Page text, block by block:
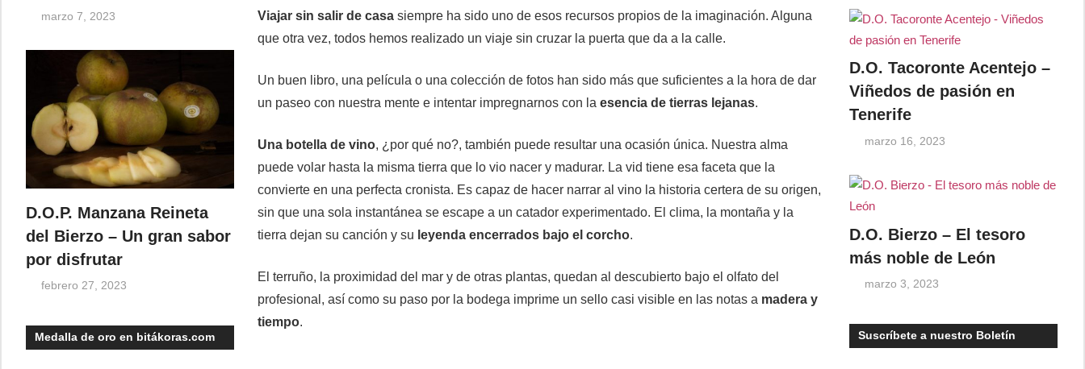
Viajar sin salir de casa siempre ha sido uno de esos recursos propios de la imaginación. Alguna
que otra vez, todos hemos realizado un viaje sin cruzar la puerta que da a la calle.
Un buen libro, una película o una colección de fotos han sido más que suficientes a la hora de dar
un paseo con nuestra mente e intentar impregnarnos con laesencia de tierras lejanas.
Una botella de vino, ¿por qué no?, también puede resultar una ocasión única. Nuestra alma
puede volar hasta la misma tierra que lo vio nacer y madurar. La vid tiene esa faceta que la
convierte en una perfecta cronista. Es capaz de hacer narrar al vino la historia certera de su origen,
sin que una sola instantánea se escape a un catador experimentado. El clima, la montaña y la
tierra dejan su canción y su leyenda encerrados bajo el corcho.
El terruño, la proximidad del mar y de otras plantas, quedan al descubierto bajo el olfato del
profesional, así como su paso por la bodega imprime un sello casi visible en las notas a madera y
tiempo.
marzo 7, 2023
D.O.P. Manzana Reineta
del Bierzo – Un gran sabor
por disfrutar
febrero 27, 2023
Medalla de oro en bitákoras.com
D.O. Tacoronte Acentejo –
Viñedos de pasión en
Tenerife
marzo 16, 2023
D.O. Bierzo – El tesoro
más noble de León
marzo 3, 2023
Suscríbete a nuestro Boletín